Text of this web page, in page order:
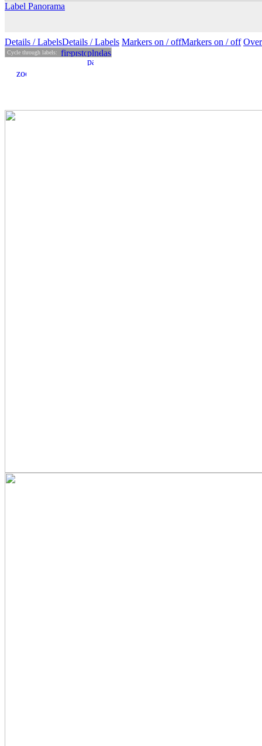
Label Panorama
Details / LabelsDetails /Labels Markers on /offMarkers on / off
Cycle through labels: